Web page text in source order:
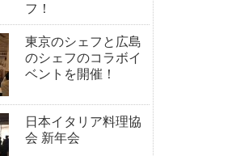
フ！
東京のシェフと広島
のシェフのコラボイ
ベントを開催！
日本イタリア料理協
会 新年会